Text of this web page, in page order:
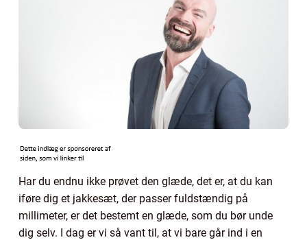
Har du endnu ikke prøvet den glæde, det er, at du kan
iføre dig et jakkesæt, der passer fuldstændig på
millimeter, er det bestemt en glæde, som du bør unde
dig selv. I dag er vi så vant til, at vi bare går ind i en